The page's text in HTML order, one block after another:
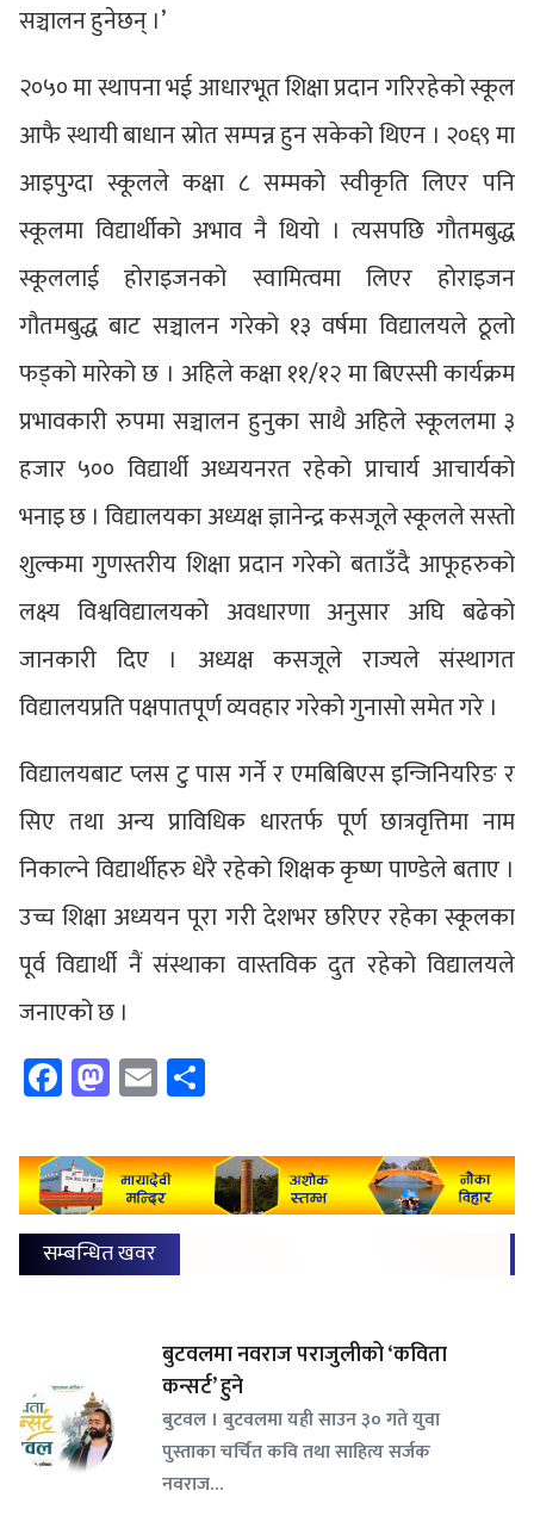
सञ्चालन हुनेछन् ।’
२०५० मा स्थापना भई आधारभूत शिक्षा प्रदान गरिरहेको स्कूल
आफै स्थायी बाधान स्रोत सम्पन्न हुन सकेको थिएन । २०६९ मा
आइपुग्दा स्कूलले कक्षा ८ सम्मको स्वीकृति लिएर पनि
स्कूलमा विद्यार्थीको अभाव नै थियो । त्यसपछि गौतमबुद्ध
स्कूललाई होराइजनको स्वामित्वमा लिएर होराइजन
गौतमबुद्ध बाट सञ्चालन गरेको १३ वर्षमा विद्यालयले ठूलो
फड्को मारेको छ । अहिले कक्षा ११/१२ मा बिएस्सी कार्यक्रम
प्रभावकारी रुपमा सञ्चालन हुनुका साथै अहिले स्कूललमा ३
हजार ५०० विद्यार्थी अध्ययनरत रहेको प्राचार्य आचार्यको
भनाइ छ । विद्यालयका अध्यक्ष ज्ञानेन्द्र कसजूले स्कूलले सस्तो
शुल्कमा गुणस्तरीय शिक्षा प्रदान गरेको बताउँदै आफूहरुको
लक्ष्य विश्वविद्यालयको अवधारणा अनुसार अघि बढेको
जानकारी दिए । अध्यक्ष कसजूले राज्यले संस्थागत
विद्यालयप्रति पक्षपातपूर्ण व्यवहार गरेको गुनासो समेत गरे ।
विद्यालयबाट प्लस टु पास गर्ने र एमबिबिएस इन्जिनियरिङ र
सिए तथा अन्य प्राविधिक धारतर्फ पूर्ण छात्रवृत्तिमा नाम
निकाल्ने विद्यार्थीहरु धेरै रहेको शिक्षक कृष्ण पाण्डेले बताए ।
उच्च शिक्षा अध्ययन पूरा गरी देशभर छरिएर रहेका स्कूलका
पूर्व विद्यार्थी नैं संस्थाका वास्तविक दुत रहेको विद्यालयले
जनाएको छ ।
Facebook
Mastodon
Email
सम्बन्धित खवर
बुटवलमा नवराज पराजुलीको ‘कविता
कन्सर्ट’ हुने
बुटवल । बुटवलमा यही साउन ३० गते युवा
पुस्ताका चर्चित कवि तथा साहित्य सर्जक
नवराज…